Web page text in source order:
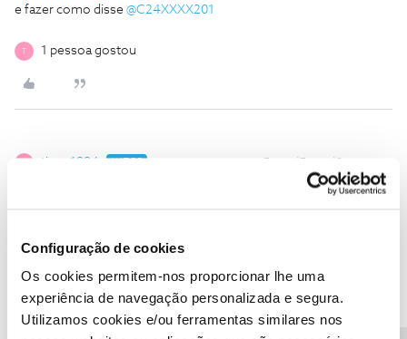
Configuração de cookies
Os cookies permitem-nos proporcionar lhe uma
experiência de navegação personalizada e segura.
Utilizamos cookies e/ou ferramentas similares nos
e fazer como disse @C24XXXX201
T 1 pessoa gostou
tiago1994
Login no interface web do router (ligação por cabo ethernet) e
Obrigado, já está religado . O problema é que não liga a NET
redireciona para uma página que dá erro .